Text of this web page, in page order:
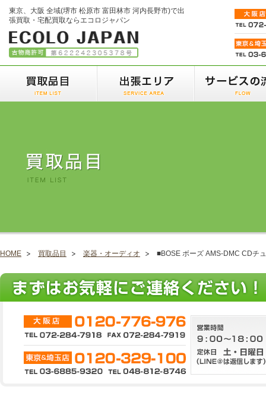
東京、大阪 全域(堺市 松原市 富田林市 河内長野市)で出
張買取・宅配買取ならエコロジャパン
HOME 買取品目 楽器・オーディオ ■BOSE ボーズ AMS-DMC CDチ